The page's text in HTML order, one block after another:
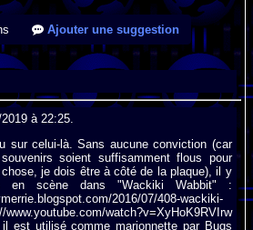
Ajouter une suggestion
à 22:25.
sur celui-là. Sans aucune conviction (car
soient suffisamment flous pour
je dois être à côté de la plaque), il y
scène dans "Wackiki Wabbit" :
2016/07/408-wackiki-
watch?v=XyHoK9RVIrw
est utilisé comme marionnette par Bugs